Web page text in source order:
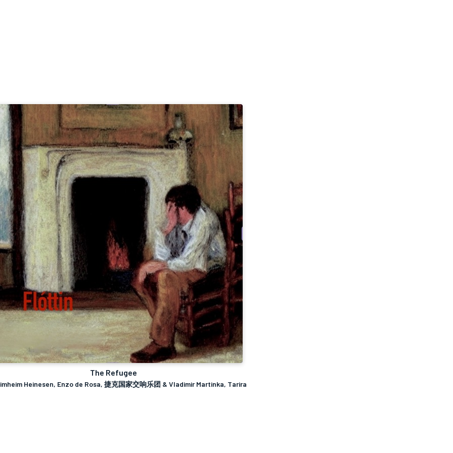
The Refugee
Heinesen, Enzo de Rosa, 捷克国家交响乐团 & Vladimir Martinka, Tarira